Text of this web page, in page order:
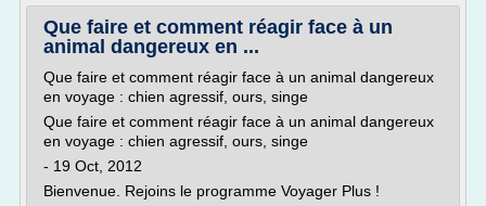
Que faire et comment réagir face à un
animal dangereux en ...
Que faire et comment réagir face à un animal dangereux
en voyage : chien agressif, ours, singe
Que faire et comment réagir face à un animal dangereux
en voyage : chien agressif, ours, singe
- 19 Oct, 2012
Bienvenue. Rejoins le programme Voyager Plus !